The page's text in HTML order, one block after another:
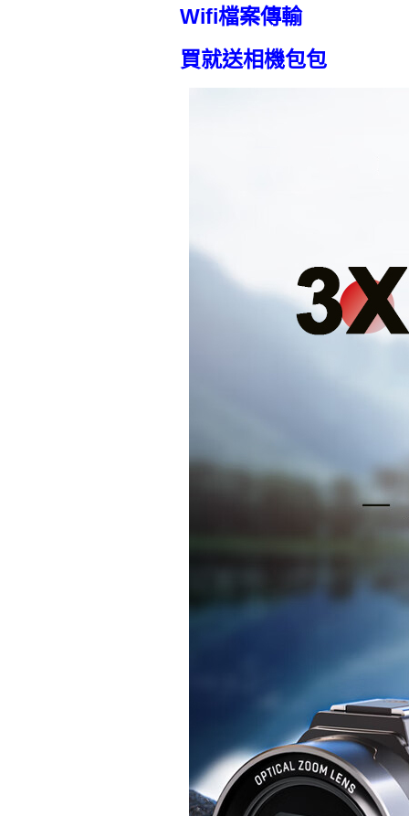
Wifi檔案傳輸
買就送相機包包